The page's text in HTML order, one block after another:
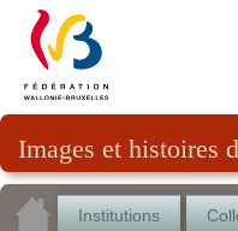
Images et histoires
Institutions